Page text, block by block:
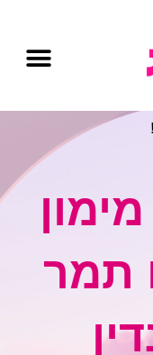
תמר